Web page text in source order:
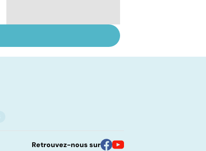
amygdales : que faire
Retrouvez-nous sur